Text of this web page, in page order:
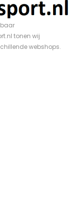
tonen wij
webshops.